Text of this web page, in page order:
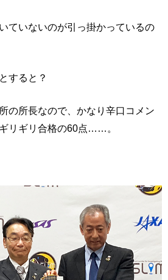
ていないのが引っ掛かっているの
すると？
の所長なので、かなり辛口コメン
リギリ合格の60点……。